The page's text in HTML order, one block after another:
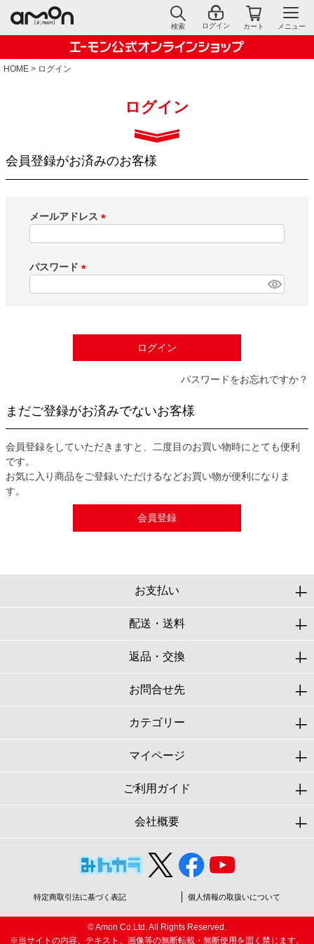
検索 ログイン カート メニュー
HOME ログイン
ログイン
会員登録がお済みのお客様
メールアドレス
)
パスワード
ログイン
パスワードをお忘れですか？
まだご登録がお済みでないお客様
会員登録をしていただきますと、二度目のお買い物時にとても便利
です。
お気に入り商品をご登録いただけるなどお買い物が便利になりま
す。
会員登録
お支払い
配送・送料
返品・交換
お問合せ先
カテゴリー
マイページ
ご利用ガイド
会社概要
特定商取引法に基づく表記 個人情報の取扱いについて
© Amon Co.Ltd. All Rights Reserved.
※当サイトの内容、テキスト、画像等の無断転載・無断使用を固く禁じます。